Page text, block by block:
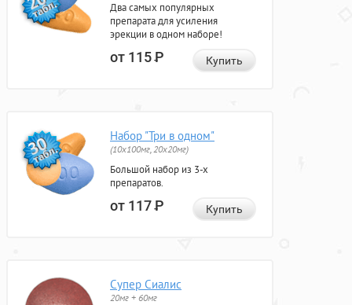
Два самых популярных
препарата для усиления
эрекции в одном наборе!
от 115Р Купить
Набор "Три в одном"
(10x100мг, 20x20мг)
Большой набор из 3-х
препаратов.
от 117Р Купить
Супер Сиалис
20мг + 60мг